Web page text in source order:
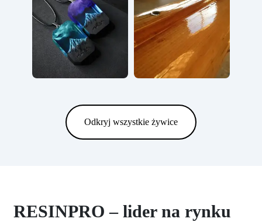
Odkryj wszystkie żywice
RESINPRO – lider na rynku